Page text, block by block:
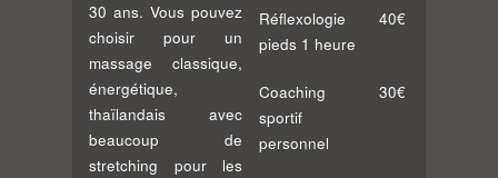
30 ans. Vous pouvez
choisir pour un
massage classique,
énergétique,
thaïlandais avec
beaucoup de
stretching pour les
Réflexologie
pieds 1 heure
40€
Coaching
sportif
personnel
30€